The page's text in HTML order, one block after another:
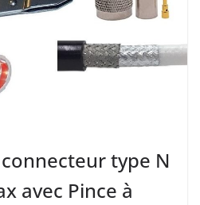
type N
avec Pince à